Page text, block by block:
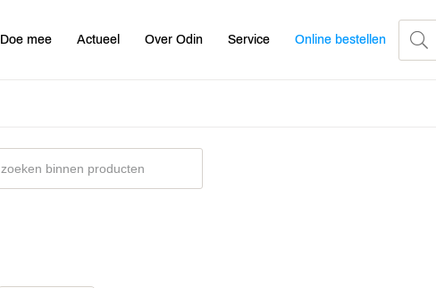
Doe mee Actueel Over Odin Service Online bestellen